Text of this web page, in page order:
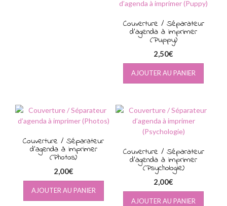
Couverture / Séparateur
d’agenda à imprimer
(Puppy)
2,50€
AJOUTER AU PANIER
Couverture / Séparateur
d’agenda à imprimer
(Psychologie)
2,00€
AJOUTER AU PANIER
Couverture / Séparateur
d’agenda à imprimer
(Photos)
2,00€
AJOUTER AU PANIER